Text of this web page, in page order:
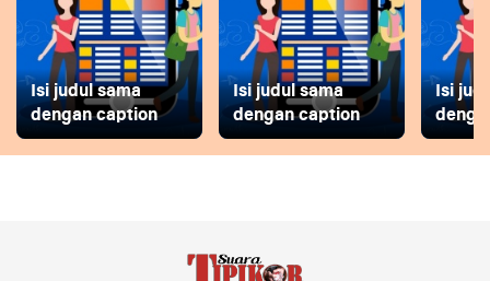
Isi judul sama
dengan caption
Isi judul sama
dengan caption
Isi